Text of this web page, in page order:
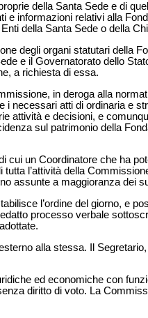
della Santa Sede e di
e informazioni relativi alla
della Santa Sede o della
degli organi statutari della
e il Governatorato dello
a richiesta di essa.
in deroga alla
i necessari atti di ordinaria e
attività e decisioni, e
sul patrimonio della
cui un Coordinatore che ha
l’attività della
assunte a maggioranza dei
l’ordine del giorno, e
processo verbale
alla stessa. Il
ed economiche con
diritto di voto. La